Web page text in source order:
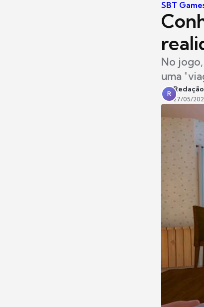
SBT
No
uma
R
Redação
27/05/